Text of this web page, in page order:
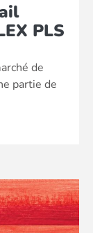
PLS
de
partie de